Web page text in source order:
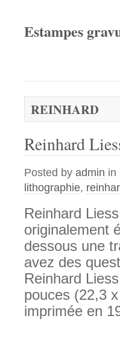
Estampes
REINHARD
Reinhard
Posted by admin in
lithographie,
Reinhard
originalement
dessous une
avez des
Reinhard
pouces (22,3
imprimée en